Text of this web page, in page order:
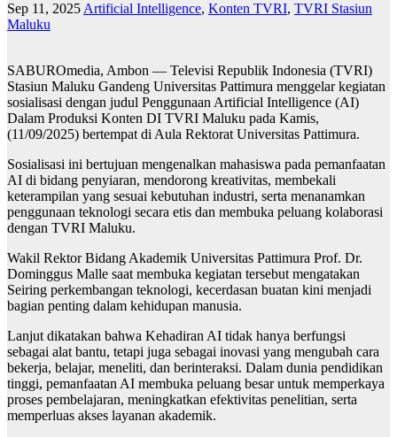
Sep 11, 2025 Artificial Intelligence, Konten TVRI, TVRI Stasiun
Maluku
SABUROmedia, Ambon — Televisi Republik Indonesia (TVRI)
Stasiun Maluku Gandeng Universitas Pattimura menggelar kegiatan
sosialisasi dengan judul Penggunaan Artificial Intelligence (AI)
Dalam Produksi Konten DI TVRI Maluku pada Kamis,
(11/09/2025) bertempat di Aula Rektorat Universitas Pattimura.
Sosialisasi ini bertujuan mengenalkan mahasiswa pada pemanfaatan
AI di bidang penyiaran, mendorong kreativitas, membekali
keterampilan yang sesuai kebutuhan industri, serta menanamkan
penggunaan teknologi secara etis dan membuka peluang kolaborasi
dengan TVRI Maluku.
Wakil Rektor Bidang Akademik Universitas Pattimura Prof. Dr.
Dominggus Malle saat membuka kegiatan tersebut mengatakan
Seiring perkembangan teknologi, kecerdasan buatan kini menjadi
bagian penting dalam kehidupan manusia.
Lanjut dikatakan bahwa Kehadiran AI tidak hanya berfungsi
sebagai alat bantu, tetapi juga sebagai inovasi yang mengubah cara
bekerja, belajar, meneliti, dan berinteraksi. Dalam dunia pendidikan
tinggi, pemanfaatan AI membuka peluang besar untuk memperkaya
proses pembelajaran, meningkatkan efektivitas penelitian, serta
memperluas akses layanan akademik.